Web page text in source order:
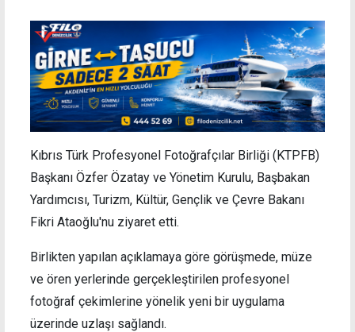
Kıbrıs Türk Profesyonel Fotoğrafçılar Birliği (KTPFB)
Başkanı Özfer Özatay ve Yönetim Kurulu, Başbakan
Yardımcısı, Turizm, Kültür, Gençlik ve Çevre Bakanı
Fikri Ataoğlu'nu ziyaret etti.
Birlikten yapılan açıklamaya göre görüşmede, müze
ve ören yerlerinde gerçekleştirilen profesyonel
fotoğraf çekimlerine yönelik yeni bir uygulama
üzerinde uzlaşı sağlandı.